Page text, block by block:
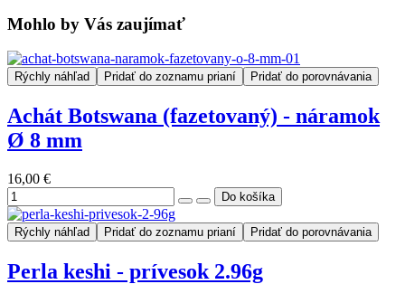
Mohlo by Vás zaujímať
Rýchly náhľad Pridať do zoznamu prianí Pridať do porovnávania
Achát Botswana (fazetovaný) - náramok
Ø 8 mm
16,00 €
Rýchly náhľad Pridať do zoznamu prianí Pridať do porovnávania
Perla keshi - prívesok 2.96g